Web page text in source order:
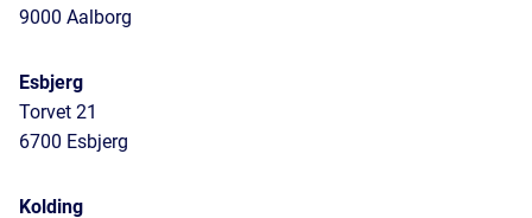
9000 Aalborg
Esbjerg
Torvet 21
6700 Esbjerg
Kolding